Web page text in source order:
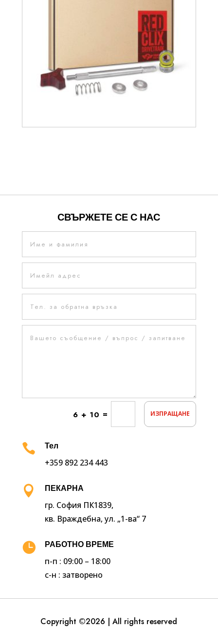
38.35
СВЪРЖЕТЕ СЕ С НАС
6 + 10 = ИЗПРАЩАНЕ
 Тел
+359 892 234 443
 ПЕКАРНА
гр. София ПК1839,
кв. Враждебна, ул. „1-ва“ 7
 РАБОТНО ВРЕМЕ
п-п : 09:00 – 18:00
с-н : затворено
Copyright ©2026 | All rights reserved